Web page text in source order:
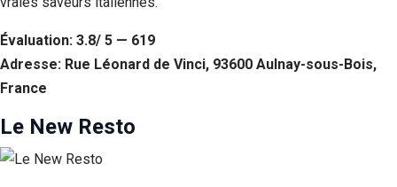
Évaluation: 3.8/ 5 — 619
Adresse: Rue Léonard de Vinci, 93600 Aulnay-sous-Bois,
France
Le New Resto